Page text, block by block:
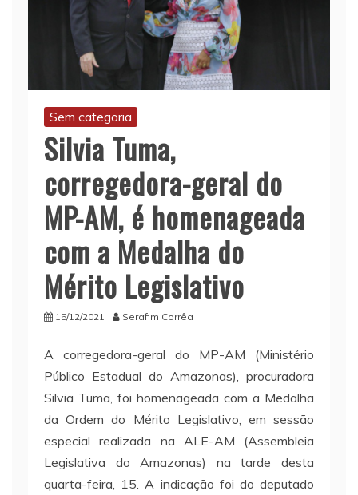
Sem categoria
Silvia Tuma,
corregedora-geral do
MP-AM, é homenageada
com a Medalha do
Mérito Legislativo
15/12/2021 Serafim Corrêa
A corregedora-geral do MP-AM (Ministério
Público Estadual do Amazonas), procuradora
Silvia Tuma, foi homenageada com a Medalha
da Ordem do Mérito Legislativo, em sessão
especial realizada na ALE-AM (Assembleia
Legislativa do Amazonas) na tarde desta
quarta-feira, 15. A indicação foi do deputado